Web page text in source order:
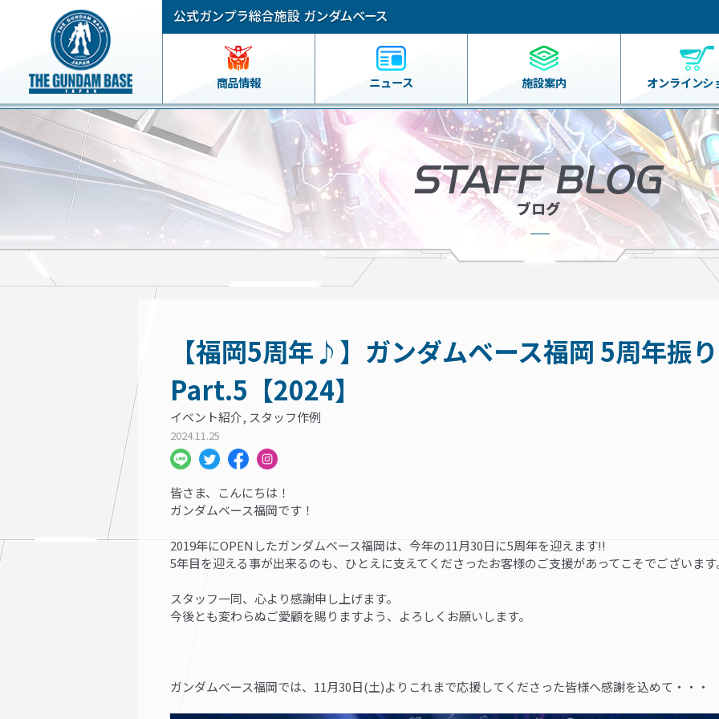
商品情報 ニュース 施設案内 オンラインシ
【福岡5周年♪】ガンダムベース福岡 5周年振
Part.5【2024】
イベント紹介, スタッフ作例
2024.11.25
皆さま、こんにちは！
ガンダムベース福岡です！
2019年にOPENしたガンダムベース福岡は、今年の11月30日に5周年を迎えます!!
5年目を迎える事が出来るのも、ひとえに支えてくださったお客様のご支援があってこそでございます
スタッフ一同、心より感謝申し上げます。
今後とも変わらぬご愛顧を賜りますよう、よろしくお願いします。
ガンダムベース福岡では、11月30日(土)より これまで応援してくださった皆様へ感謝を込めて・・・